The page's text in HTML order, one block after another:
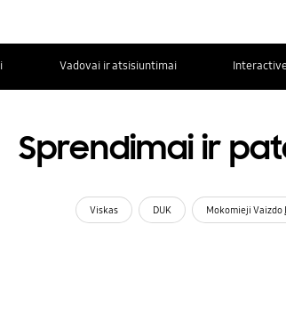
Vadovai ir atsisiuntimai
Sprendimai ir
Viskas DUK Mokomieji Vaizdo